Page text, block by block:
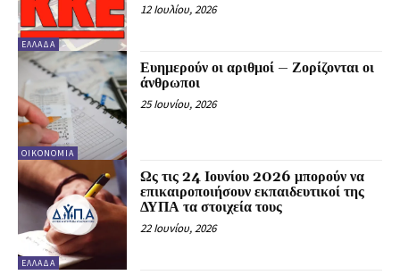
ΕΛΛΆΔΑ
12 Ιουλίου, 2026
ΟΙΚΟΝΟΜΊΑ
Ευημερούν οι αριθμοί – Ζορίζονται οι
άνθρωποι
25 Ιουνίου, 2026
ΕΛΛΆΔΑ
Ως τις 24 Ιουνίου 2026 μπορούν να
επικαιροποιήσουν εκπαιδευτικοί της
ΔΥΠΑ τα στοιχεία τους
22 Ιουνίου, 2026